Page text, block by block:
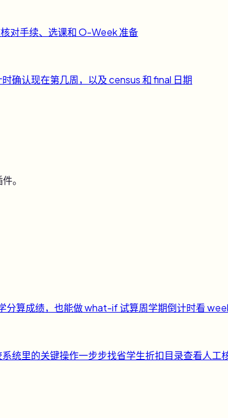
对手续、选课和 O-Week 准备
时确认现在第几周，以及 census 和 final 日期
。
分算成绩，也能做 what-if 试算周学期倒计时看
系统里的关键操作一步步找省学生折扣目录查看人工